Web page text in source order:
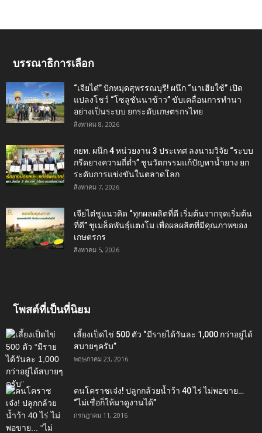
บรรณาธิการเลือก
“เจียไต๋” ปักหมุดสุพรรณบุรี! ผนึก “นาเฮียใช้” เปิด
แปลงโชว์ “โซลูชันนาข้าว” ขับเคลื่อนการทำนา
อย่างเป็นระบบ ยกระดับเกษตรกรไทย
สิงหาคม 8, 2026
กยท. ผนึก 4 หน่วยงาน 3 ประเทศ ลงนามวิจัย “ระบบ
กรีดยางความถี่ต่ำ” ชูนวัตกรรมแก้ปัญหาน้ำยาง ยก
ระดับการแข่งขันในตลาดโลก
สิงหาคม 7, 2026
เจียไต๋ชูแนวคิด “ทุกผลผลิตที่ดี เริ่มต้นจากจุดเริ่มต้น
ที่ดี” ชูเมล็ดพันธุ์แตงโม เพื่อผลผลิตที่มีคุณภาพของ
เกษตรกร
สิงหาคม 5, 2026
โพสต์ที่เป็นที่นิยม
เลี้ยงเป็ดไข่ 500 ตัว “มีรายได้วันละ 1,000 กว่าอยู่ได้
สบายๆครับ”
พฤษภาคม 23, 2016
คนโคราชเจ๋ง! ปลูกกล้วยน้ำว้า 40 ไร่ ไม่พอขาย…
“ไม่เชื่อก็ให้มาดูงานได้”‬
กรกฎาคม 11, 2016